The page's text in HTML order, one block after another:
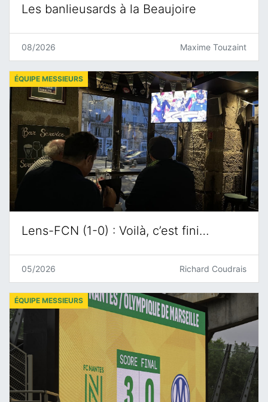
Les banlieusards à la Beaujoire
08/2026 Maxime Touzaint
Lens-FCN (1-0) : Voilà, c’est fini…
ÉQUIPE MESSIEURS
05/2026 Richard Coudrais
ÉQUIPE MESSIEURS